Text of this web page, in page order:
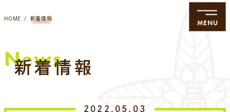
MENU
HOME 新着情報
新着情報
News
2022.05.03